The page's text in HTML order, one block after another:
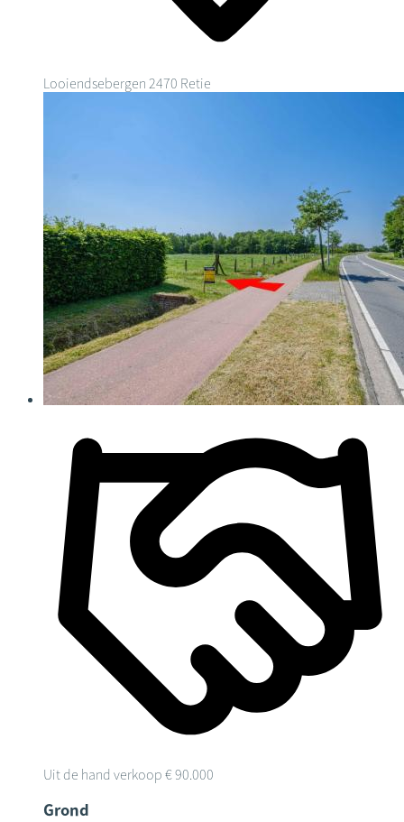
Looiendsebergen 2470 Retie
Uit de hand verkoop € 90.000
Grond